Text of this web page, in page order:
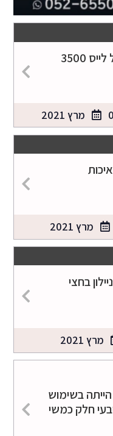
3500
מרץ 2021
מרץ 2021
בחצי
מרץ 2021
בשימוש
חלק כמשי